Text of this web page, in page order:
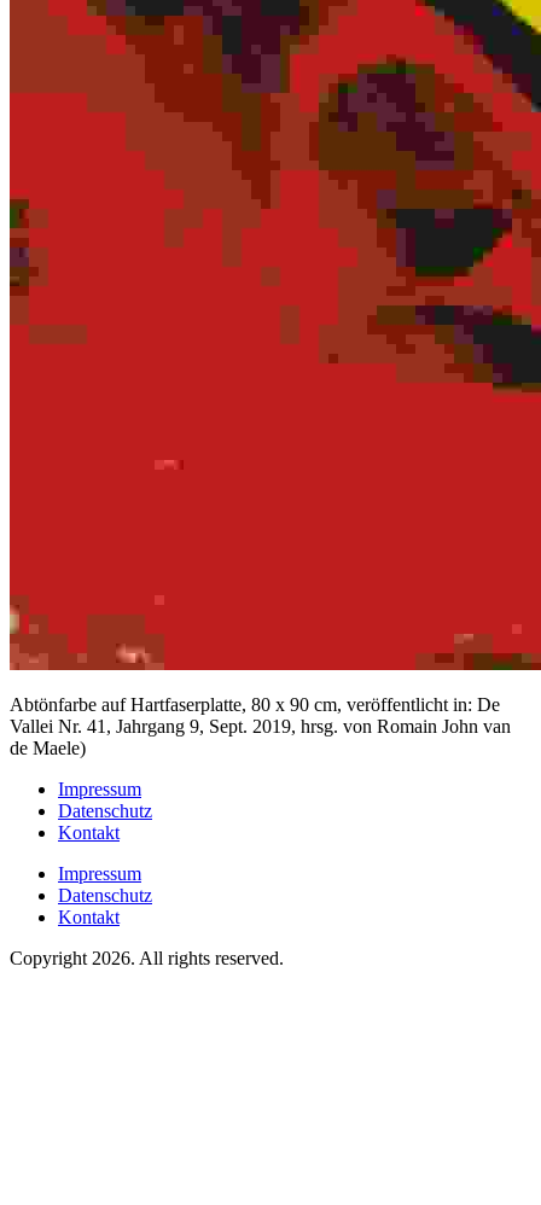
Abtönfarbe auf Hartfaserplatte, 80 x 90 cm, veröffentlicht in: De
Vallei Nr. 41, Jahrgang 9, Sept. 2019, hrsg. von Romain John van
de Maele)
Impressum
Datenschutz
Kontakt
Impressum
Datenschutz
Kontakt
Copyright 2026. All rights reserved.